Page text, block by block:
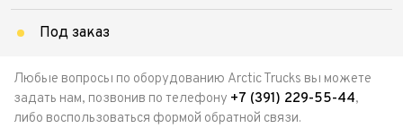
Под заказ
Любые вопросы по оборудованию Arctic Trucks вы можете
задать нам, позвонив по телефону +7 (391) 229-55-44,
либо воспользоваться формой обратной связи.